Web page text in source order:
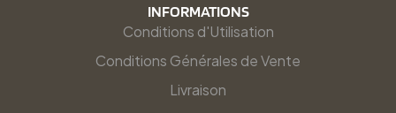
INFORMATIONS
Conditions d'Utilisation
Conditions Générales de Vente
Livraison